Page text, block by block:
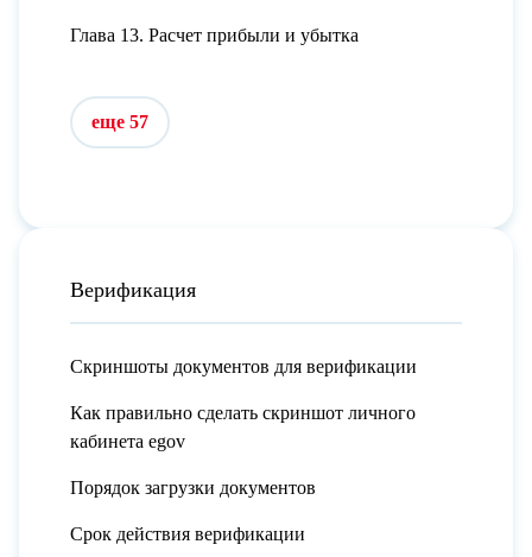
Глава 13. Расчет прибыли и убытка
еще 57
Верификация
Скриншоты документов для верификации
Как правильно сделать скриншот личного
кабинета egov
Порядок загрузки документов
Срок действия верификации